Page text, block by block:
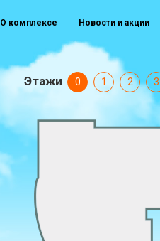
О комплексе Новости и акции
Этажи 0 1 2 3